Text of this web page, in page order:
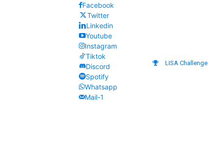
LISA Challenge
Facebook
Twitter
Linkedin
Youtube
Instagram
Tiktok
Discord
Spotify
Whatsapp
Mail-1